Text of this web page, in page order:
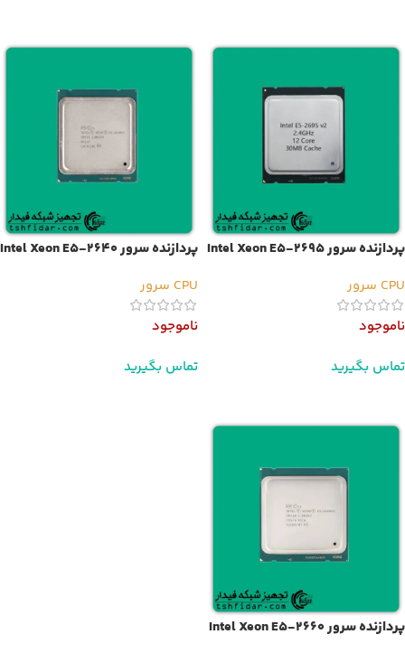
پردازنده سرور Intel Xeon E5-2695
CPU سرور
ناموجود
تماس بگیرید
پردازنده سرور Intel Xeon E5-2640
CPU سرور
ناموجود
تماس بگیرید
پردازنده سرور Intel Xeon E5-2660